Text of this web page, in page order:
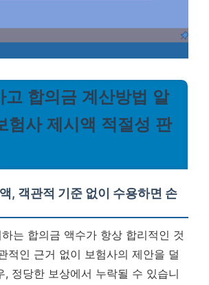
고 합의금 계산방법 알
험사 제시액 적절성 판
, 객관적 기준 없이 수용하면 손
는 합의금 액수가 항상 합리적인 것
적인 근거 없이 보험사의 제안을 덜
, 정당한 보상에서 누락될 수 있습니